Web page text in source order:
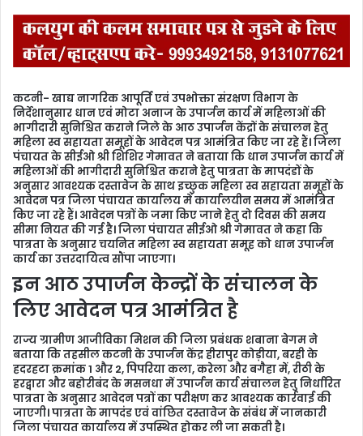
n
d
a
e
m
a
i
l
कटनी- खाद्य नागरिक आपूर्ति एवं उपभोक्ता संरक्षण विभाग के
निर्देशानुसार धान एवं मोटा अनाज के उपार्जन कार्य में महिलाओं की
भागीदारी सुनिश्चित कराने जिले के आठ उपार्जन केंद्रों के संचालन हेतु
महिला स्व सहायता समूहों के आवेदन पत्र आमंत्रित किए जा रहे हैं। जिला
पंचायत के सीईओ श्री शिशिर गेमावत ने बताया कि धान उपार्जन कार्य में
महिलाओं की भागीदारी सुनिश्चित कराने हेतु पात्रता के मापदंडों के
अनुसार आवश्यक दस्तावेज के साथ इच्छुक महिला स्व सहायता समूहों के
आवेदन पत्र जिला पंचायत कार्यालय में कार्यालयीन समय में आमंत्रित
किए जा रहे हैं। आवेदन पत्रों के जमा किए जाने हेतु दो दिवस की समय
सीमा नियत की गई है। जिला पंचायत सीईओ श्री गेमावत ने कहा कि
पात्रता के अनुसार चयनित महिला स्व सहायता समूह को धान उपार्जन
कार्य का उत्तरदायित्व सौंपा जाएगा।
इन आठ उपार्जन केन्द्रों के संचालन के
लिए आवेदन पत्र आमंत्रित है
राज्य ग्रामीण आजीविका मिशन की जिला प्रबंधक शबाना बेगम ने
बताया कि तहसील कटनी के उपार्जन केंद्र हीरापुर कोड़ीया, बरही के
हदरहटा क्रमांक 1 और 2, पिपरिया कला, करेला और बगैहा में, रीठी के
हरद्वारा और बहोरीबंद के मसनधा में उपार्जन कार्य संचालन हेतु निर्धारित
पात्रता के अनुसार आवेदन पत्रों का परीक्षण कर आवश्यक कार्रवाई की
जाएगी। पात्रता के मापदंड एवं वांछित दस्तावेज के संबंध में जानकारी
जिला पंचायत कार्यालय में उपस्थित होकर ली जा सकती है।